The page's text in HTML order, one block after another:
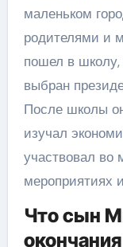
маленьком
родителями и
пошел в школу,
выбран
После школы
изучал
участвовал во
мероприятиях
Что сын